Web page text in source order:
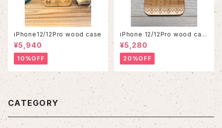
iPhone12/12Pro wood case
¥5,940
10%OFF
iPhone 12/12Pro wood cas
e
¥5,280
20%OFF
CATEGORY